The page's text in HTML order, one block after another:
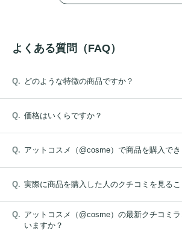
よくある質問（FAQ）
どのような特徴の商品ですか？
価格はいくらですか？
アットコスメ（@cosme）で商品を購入でき
実際に商品を購入した人のクチコミを見る
アットコスメ（@cosme）の最新クチコミ
いますか？